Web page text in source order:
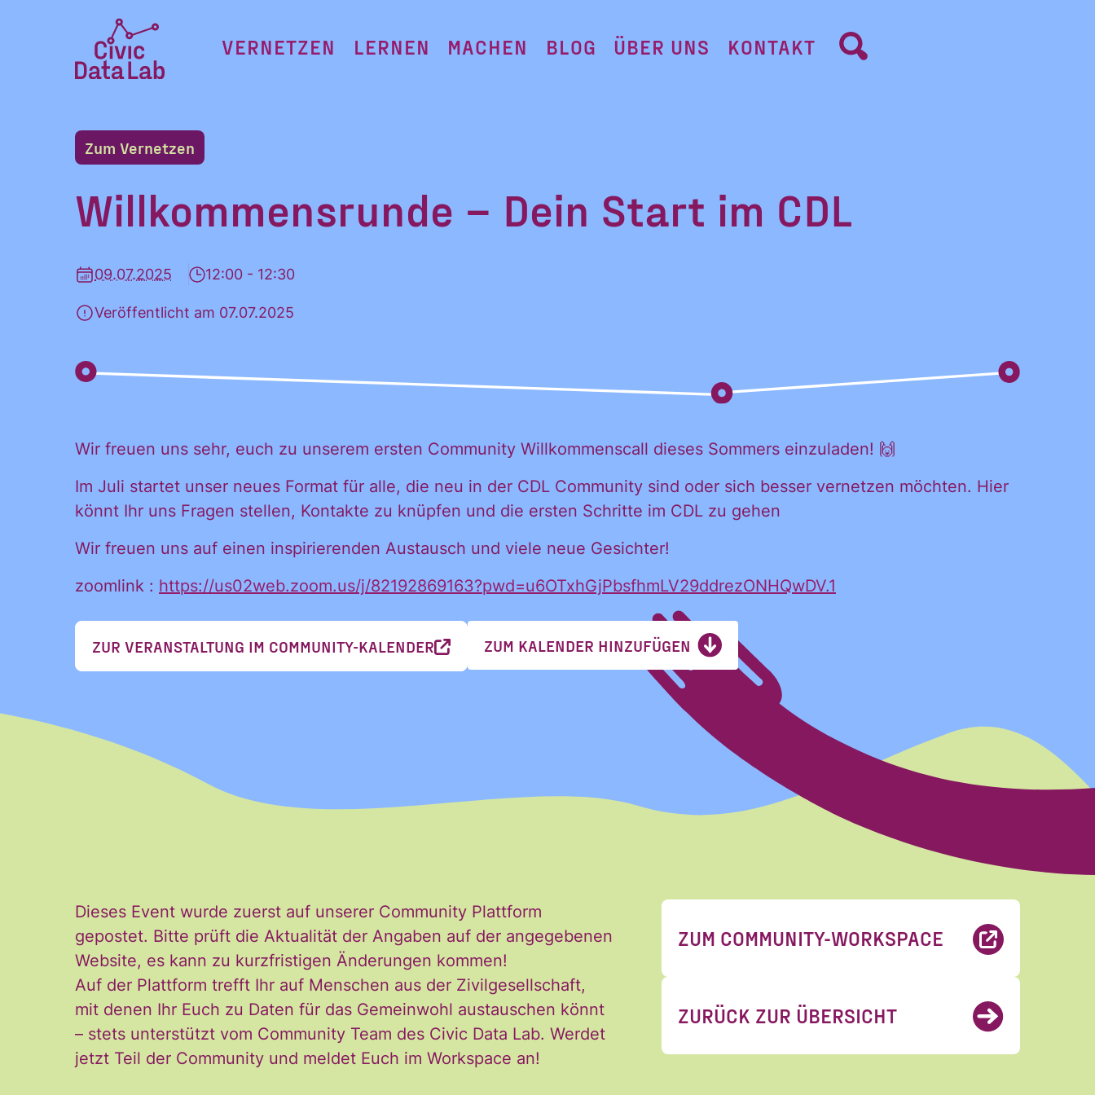
Lab
Startseite
VERNETZEN LERNEN MACHEN BLOG ÜBER UNS KONTAKT
Zum Vernetzen
Willkommensrunde – Dein Start im CDL
09.07.2025 12:00 - 12:30
Veröffentlicht am 07.07.2025
Wir freuen uns sehr, euch zu unserem ersten Community Willkommenscall dieses Sommers einzuladen! 🙌
Im Juli startet unser neues Format für alle, die neu in der CDL Community sind oder sich besser vernetzen möchten. Hier
könnt Ihr uns Fragen stellen, Kontakte zu knüpfen und die ersten Schritte im CDL zu gehen
Wir freuen uns auf einen inspirierenden Austausch und viele neue Gesichter!
zoomlink : https://us02web.zoom.us/j/82192869163?pwd=u6OTxhGjPbsfhmLV29ddrezONHQwDV.1
ZUR VERANSTALTUNG IM COMMUNITY-KALENDER ZUM KALENDER HINZUFÜGEN
Dieses Event wurde zuerst auf unserer Community Plattform
gepostet. Bitte prüft die Aktualität der Angaben auf der angegebenen
Website, es kann zu kurzfristigen Änderungen kommen!
Auf der Plattform trefft Ihr auf Menschen aus der Zivilgesellschaft,
mit denen Ihr Euch zu Daten für das Gemeinwohl austauschen könnt
– stets unterstützt vom Community Team des Civic Data Lab. Werdet
jetzt Teil der Community und meldet Euch im Workspace an!
ZUM COMMUNITY-WORKSPACE
ZURÜCK ZUR ÜBERSICHT
Informationen
des CDL direkt
in mein
persönliches
Ja, ich möchte alle
Informationen und
Ankündigungen des CDL
direkt in mein persönliches
Postfach:
Name
Vorname
E-Mail*